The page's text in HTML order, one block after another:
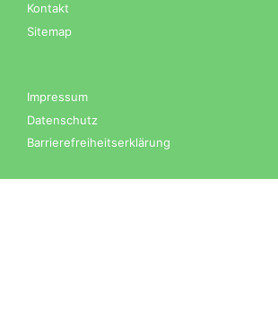
Kontakt
Sitemap
Impressum
Datenschutz
Barrierefreiheitserklärung